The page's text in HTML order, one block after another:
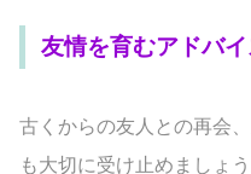
友情を育むアドバイ
古くからの友人との再会
も大切に受け止めましょ